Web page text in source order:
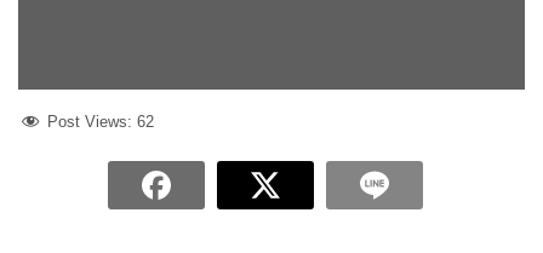
Post Views: 62